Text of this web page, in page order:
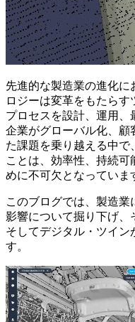
先進的な製造業の進化に
ロジーは変革をもたら
プロセスを設計、運用、
企業がグローバル化、顧
た課題を乗り越える中で、
ことは、効率性、持続
めに不可欠となっていま
このブログでは、製造
影響について掘り下げ、
そしてデジタル・ツイン
す。